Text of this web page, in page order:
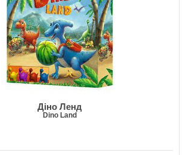
Діно Ленд
Dino Land